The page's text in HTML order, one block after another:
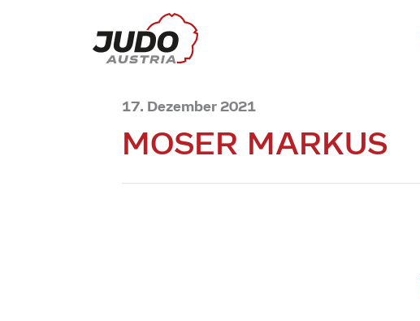
17. Dezember 2021
MOSER MARKUS